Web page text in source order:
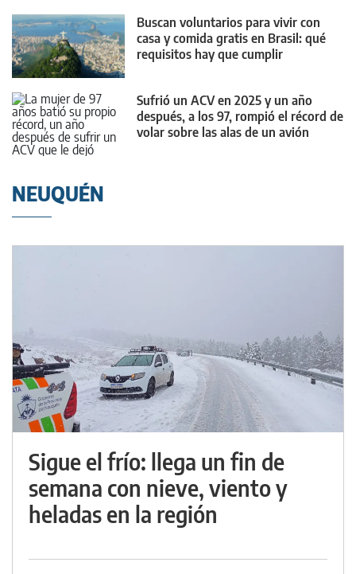
Buscan voluntarios para vivir con
casa y comida gratis en Brasil: qué
requisitos hay que cumplir
Sufrió un ACV en 2025 y un año
después, a los 97, rompió el récord de
volar sobre las alas de un avión
NEUQUÉN
Sigue el frío: llega un fin de
semana con nieve, viento y
heladas en la región